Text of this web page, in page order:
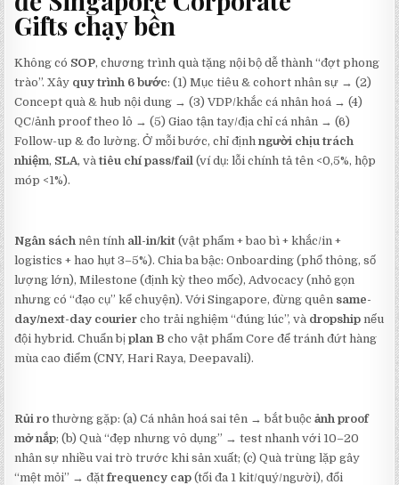
Gifts chạy bền
Không có SOP, chương trình quà tặng nội bộ dễ thành “đợt phong
trào”. Xây quy trình 6 bước: (1) Mục tiêu & cohort nhân sự → (2)
Concept quà & hub nội dung → (3) VDP/khắc cá nhân hoá → (4)
QC/ảnh proof theo lô → (5) Giao tận tay/địa chỉ cá nhân → (6)
Follow-up & đo lường. Ở mỗi bước, chỉ địnhngười chịu trách
nhiệm, SLA, vàtiêu chí pass/fail (ví dụ: lỗi chính tả tên <0,5%, hộp
móp <1%).
Ngân sách nên tính all-in/kit (vật phẩm + bao bì + khắc/in +
logistics + hao hụt 3–5%). Chia ba bậc: Onboarding (phổ thông, số
lượng lớn), Milestone (định kỳ theo mốc), Advocacy (nhỏ gọn
nhưng có “đạo cụ” kể chuyện). Với Singapore, đừng quên same-
day/next-day courier cho trải nghiệm “đúng lúc”, và dropship nếu
đội hybrid. Chuẩn bịplan B cho vật phẩm Core để tránh đứt hàng
mùa cao điểm (CNY, Hari Raya, Deepavali).
Rủi ro thường gặp: (a) Cá nhân hoá sai tên → bắt buộcảnh proof
mở nắp; (b) Quà “đẹp nhưng vô dụng” → test nhanh với 10–20
nhân sự nhiều vai trò trước khi sản xuất; (c) Quà trùng lặp gây
“mệt mỏi” → đặtfrequency cap (tối đa 1 kit/quý/người), đổi